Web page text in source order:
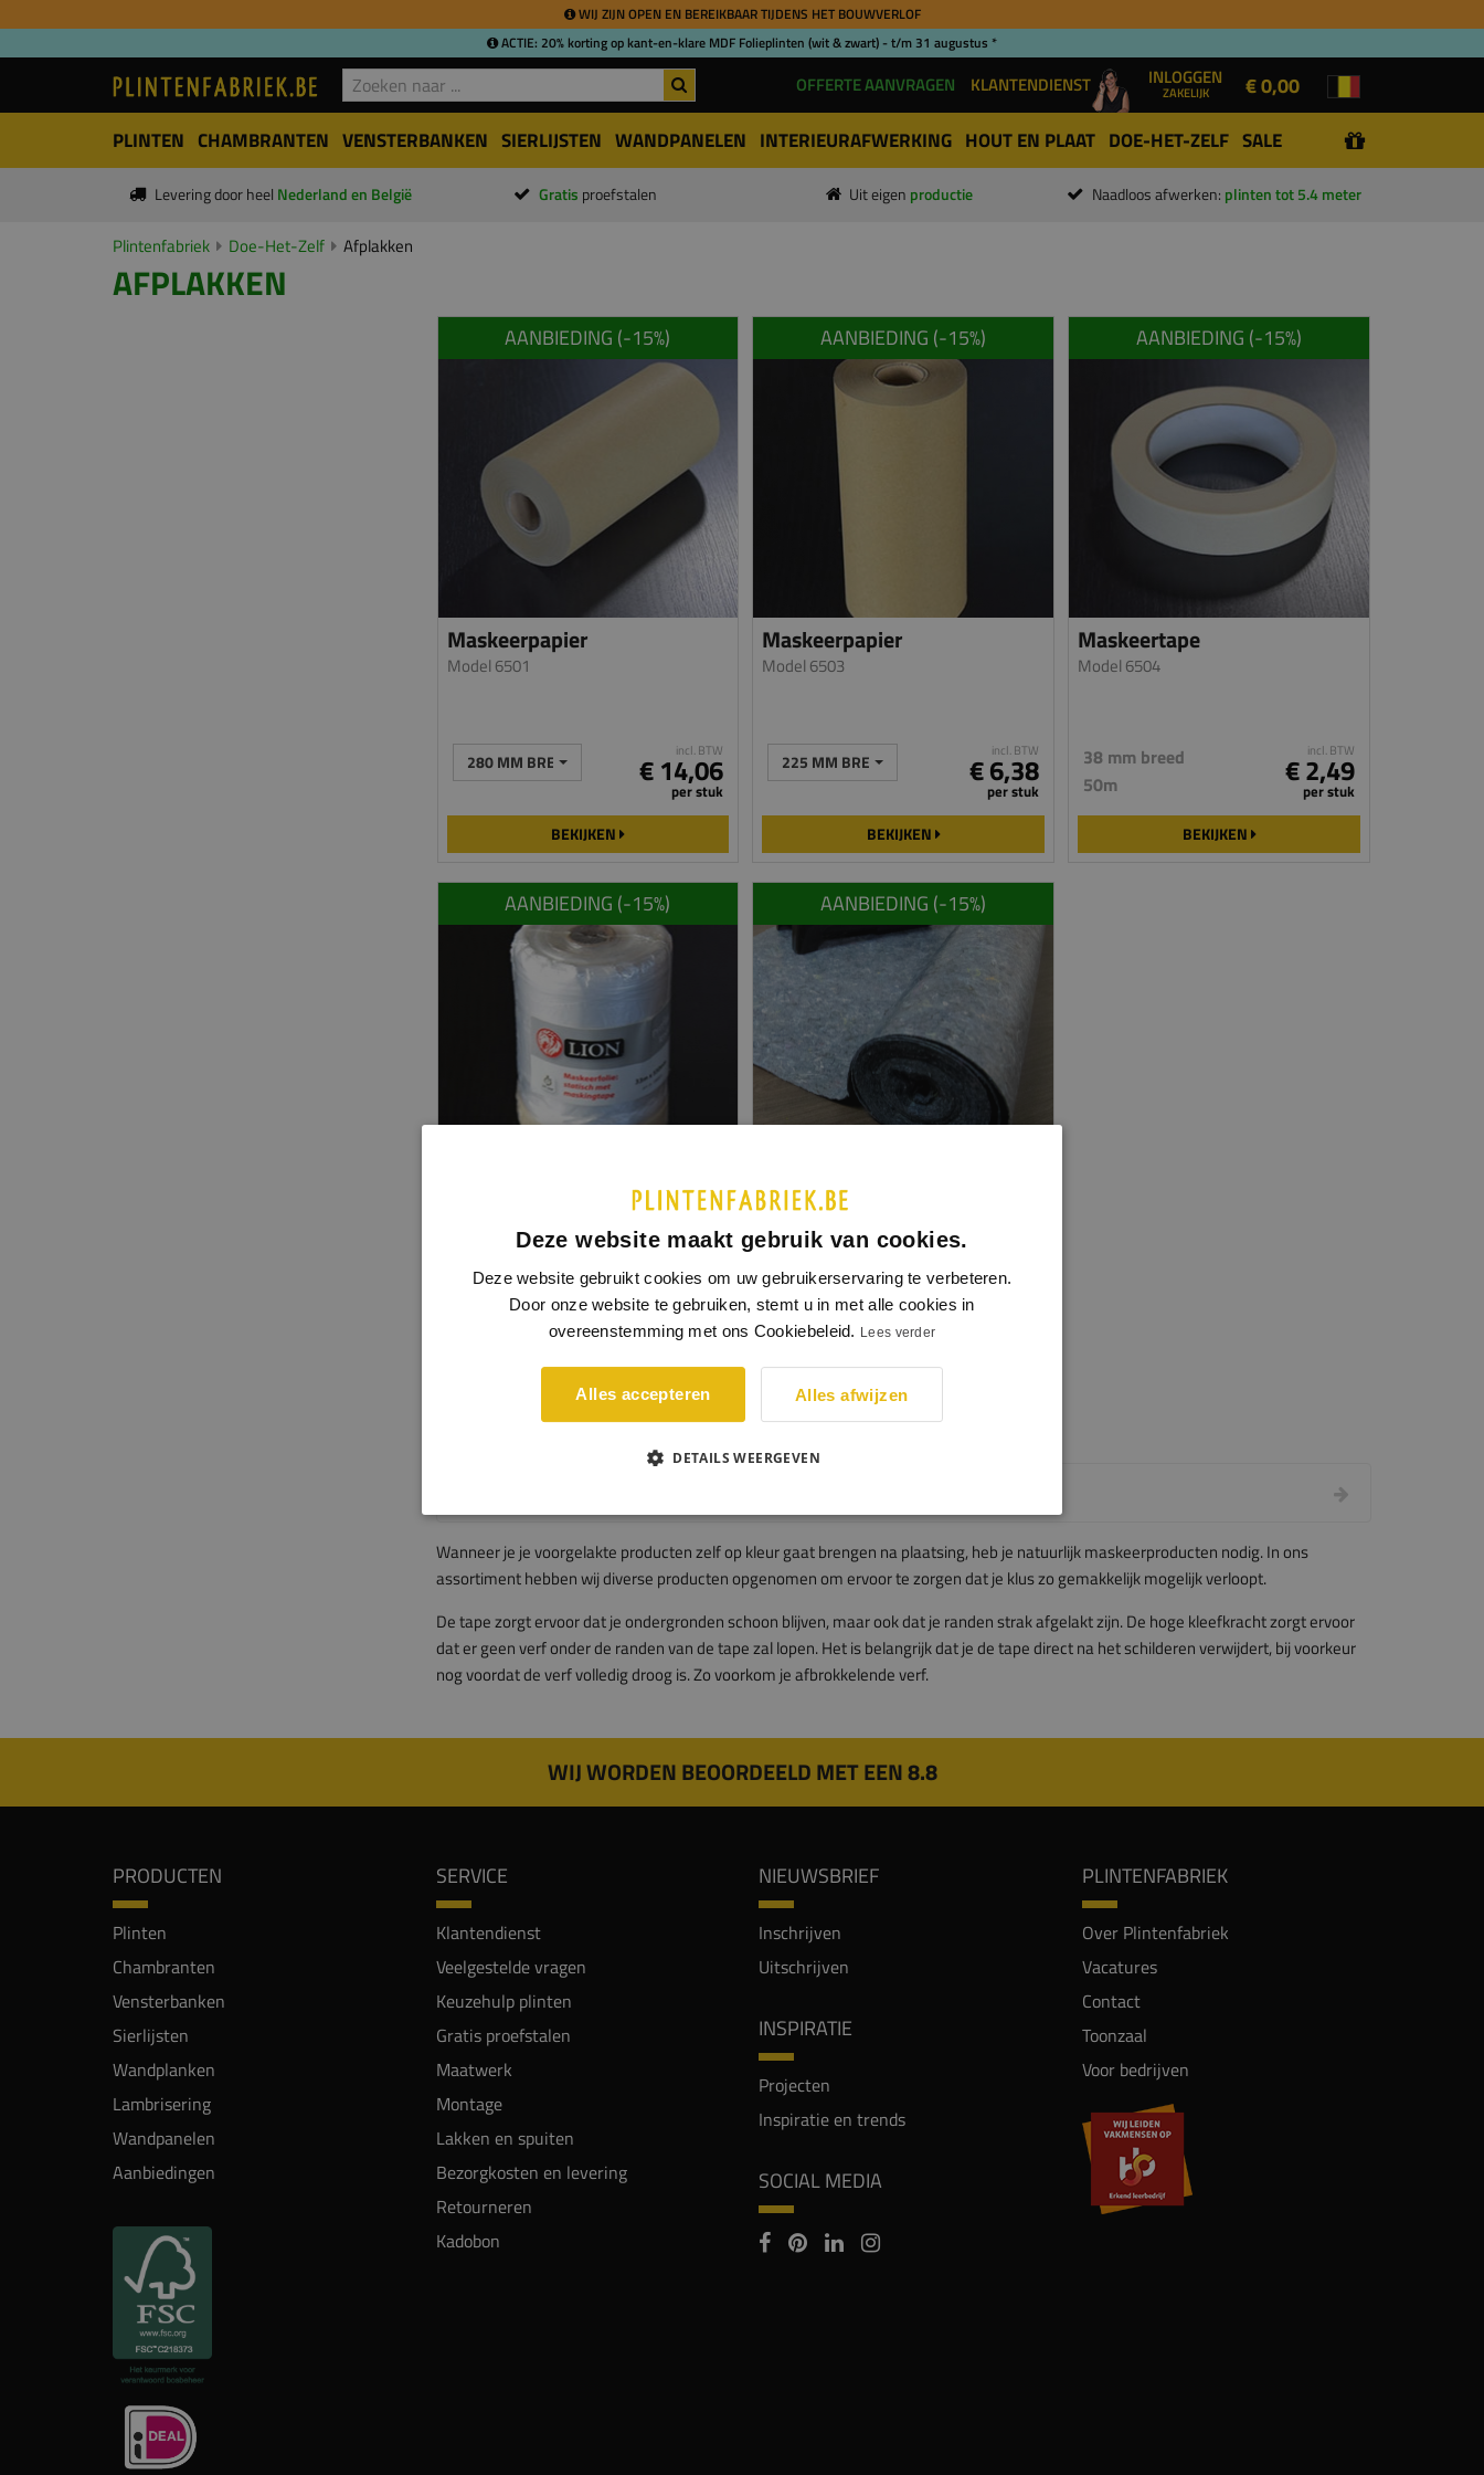
WIJ ZIJN OPEN EN BEREIKBAAR TIJDENS HET BOUWVERLOF
ACTIE: 20% korting op kant-en-klare MDF Folieplinten (wit & zwart) - t/m 31 augustus *
OFFERTE AANVRAGEN KLANTENDIENST INLOGGEN
ZAKELIJK € 0,00
PLINTEN CHAMBRANTEN VENSTERBANKEN SIERLIJSTEN WANDPANELEN INTERIEURAFWERKING HOUT EN PLAAT DOE-HET-ZELF SALE
Levering door heel Nederland en België Gratis proefstalen Uit eigen productie Naadloos afwerken: plinten tot 5.4 meter
Plintenfabriek Doe-Het-Zelf Afplakken
AFPLAKKEN
AANBIEDING (-15%)
Maskeerpapier
Model 6501
280 MM BREED 300M incl. BTW
€ 14,06
per stuk
BEKIJKEN
AANBIEDING (-15%)
Maskeerpapier
Model 6503
225 MM BREED 50 M incl. BTW
€ 6,38
per stuk
BEKIJKEN
AANBIEDING (-15%)
Maskeertape
Model 6504
38 mm breed
50m
incl. BTW
€ 2,49
per stuk
BEKIJKEN
AANBIEDING (-15%)
Model 6505
550 MM X 33 M incl. BTW
€ 2,57
BEKIJKEN
AANBIEDING (-15%)
Vattex afdekvlies
Model 6506
10 x 1 meter rol
BEKIJKEN
Wanneer je je voorgelakte producten zelf op kleur gaat brengen na plaatsing, heb je natuurlijk maskeer­producten nodig. In ons
assortiment hebben wij diverse producten opgenomen om ervoor te zorgen dat je klus zo gemakkelijk mogelijk verloopt.
De tape zorgt ervoor dat je ondergronden schoon blijven, maar ook dat je randen strak afgelakt zijn. De hoge kleefkracht zorgt ervoor
dat er geen verf onder de randen van de tape zal lopen. Het is belangrijk dat je de tape direct na het schilderen verwijdert, bij voorkeur
nog voordat de verf volledig droog is. Zo voorkom je afbrokkelende verf.
WIJ WORDEN BEOORDEELD MET EEN 8.8
PRODUCTEN
Plinten
Chambranten
Vensterbanken
Sierlijsten
Wandplanken
Lambrisering
Wandpanelen
Aanbiedingen
SERVICE
Klantendienst
Veelgestelde vragen
Keuzehulp plinten
Gratis proefstalen
Maatwerk
Montage
Lakken en spuiten
Bezorgkosten en levering
Retourneren
Kadobon
NIEUWSBRIEF
Inschrijven
Uitschrijven
INSPIRATIE
Projecten
Inspiratie en trends
SOCIAL MEDIA
PLINTENFABRIEK
Over Plintenfabriek
Vacatures
Contact
Toonzaal
Voor bedrijven
Deze website maakt gebruik van cookies.
Deze website gebruikt cookies om uw gebruikerservaring te verbeteren.
Door onze website te gebruiken, stemt u in met alle cookies in
overeenstemming met ons Cookiebeleid. Lees verder
Alles accepteren Alles afwijzen
DETAILS WEERGEVEN